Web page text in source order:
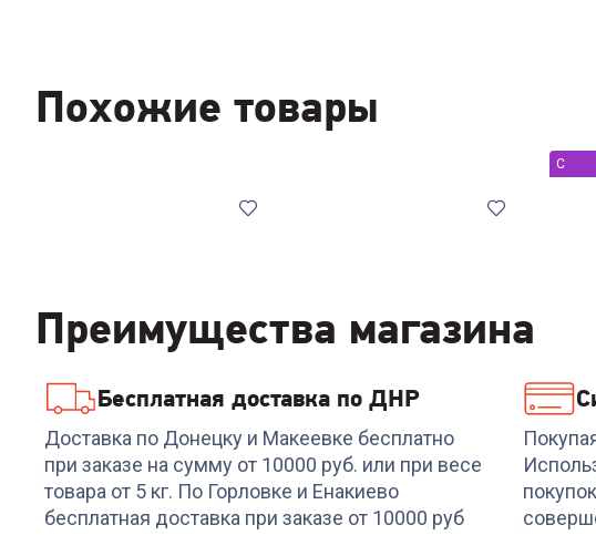
Похожие товары
Код:00-00014193
Стиральная машина
WESTBURG WMA-
7DIS14B
24 999₽
Код: 7061656
Стиральная машина
CANDY AQUE 1043D-07
+794бонуса
С
Код:
24
Преимущества магазина
Бесплатная доставка по ДНР
Доставка по Донецку и Макеевке бесплатно
при заказе на сумму от 10000 руб. или при весе
товара от 5 кг. По Горловке и Енакиево
бесплатная доставка при заказе от 10000 руб